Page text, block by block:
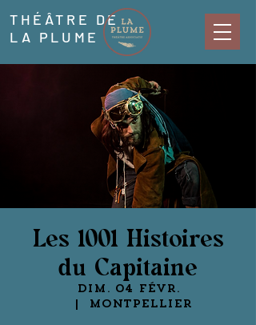
THÉÂTRE DE
LA PLUME
Les 1001 Histoires
du Capitaine
dim. 04 févr.
Montpellier